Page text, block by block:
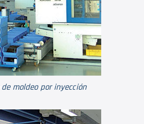
moldeo por inyección